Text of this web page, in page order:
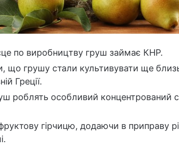
по виробництву груш займає КНР.
що грушу стали культивувати ще
Греції.
роблять особливий концентрований
гірчицю, додаючи в приправу